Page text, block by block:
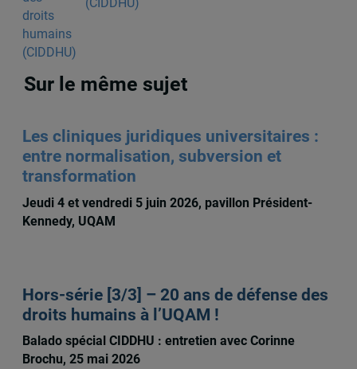
Sur le même sujet
Les cliniques juridiques universitaires :
entre normalisation, subversion et
transformation
Jeudi 4 et vendredi 5 juin 2026, pavillon Président-
Kennedy, UQAM
Hors-série [3/3] – 20 ans de défense des
droits humains à l’UQAM !
Balado spécial CIDDHU : entretien avec Corinne
Brochu, 25 mai 2026